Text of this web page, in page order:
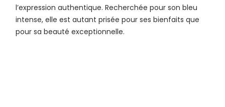
l’expression authentique. Recherchée pour son bleu
intense, elle est autant prisée pour ses bienfaits que
pour sa beauté exceptionnelle.